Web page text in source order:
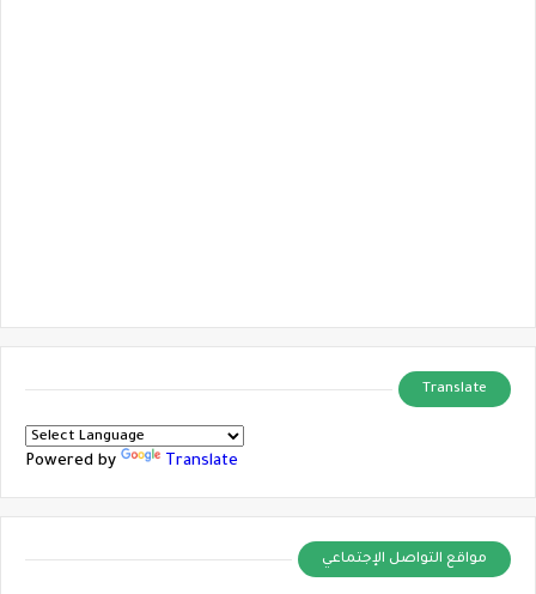
Translate
Powered by Translate
مواقع التواصل الإجتماعي